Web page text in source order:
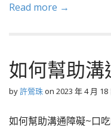
Read more →
如何幫助溝
by許鶯珠on 2023 年 4 月 18
如何幫助溝通障礙~口